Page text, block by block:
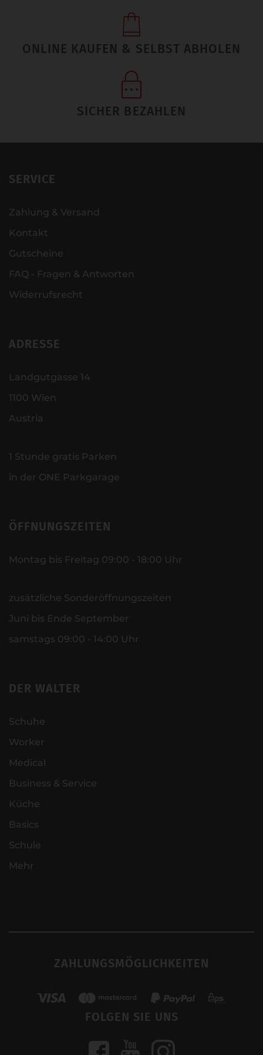
ONLINE KAUFEN & SELBST ABHOLEN
SICHER BEZAHLEN
SERVICE
Zahlung & Versand
Kontakt
Gutscheine
FAQ - Fragen & Antworten
Widerrufsrecht
ADRESSE
Landgutgasse 14
1100 Wien
Austria
1 Stunde gratis Parken
in der ONE Parkgarage
ÖFFNUNGSZEITEN
Montag bis Freitag 09:00 - 18:00 Uhr
zusätzliche Sonderöffnungszeiten
Juni bis Ende September
samstags 09:00 - 14:00 Uhr
DER WALTER
Schuhe
Worker
Medical
Business & Service
Küche
Basics
Schule
Mehr
ZAHLUNGSMÖGLICHKEITEN
FOLGEN SIE UNS